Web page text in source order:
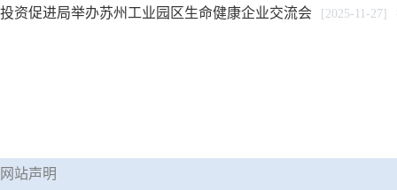
投资促进局举办苏州工业园区生命健康企业交流会 [2025-11-27]
网站声明